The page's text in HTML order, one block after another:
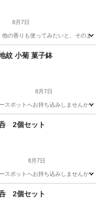
8月7日
の香りも使ってみたいと、そのま
紋 小菊 菓子鉢
8月7日
ットへお持ち込みしませんか？
2個セット
8月7日
ットへお持ち込みしませんか？
2個セット